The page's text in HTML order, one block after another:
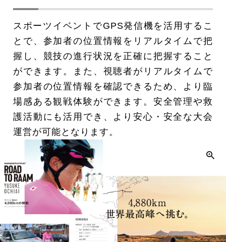
スポーツイベントでGPS発信機を活用するこ
とで、参加者の位置情報をリアルタイムで把
握し、競技の進行状況を正確に把握すること
ができます。また、視聴者がリアルタイムで
参加者の位置情報を確認できるため、より臨
場感ある観戦体験ができます。安全管理や救
護活動にも活用でき、より安心・安全な大会
運営が可能となります。